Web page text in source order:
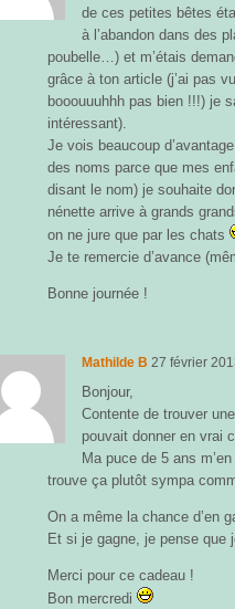
de ces petites bêtes
à l’abandon dans des
poubelle…) et m’étais
grâce à ton article (j’ai pas
booouuuhhh pas bien !!!) je
intéressant).
Je vois beaucoup
des noms parce que mes
disant le nom) je souhaite
nénette arrive à grands
on ne jure que par les chats
Je te remercie d’avance
Bonne journée !
Mathilde B 27 février
Bonjour,
Contente de trouver
pouvait donner en vrai
Ma puce de 5 ans
trouve ça plutôt sympa
On a même la chance d’en
Et si je gagne, je pense que
Merci pour ce cadeau !
Bon mercredi